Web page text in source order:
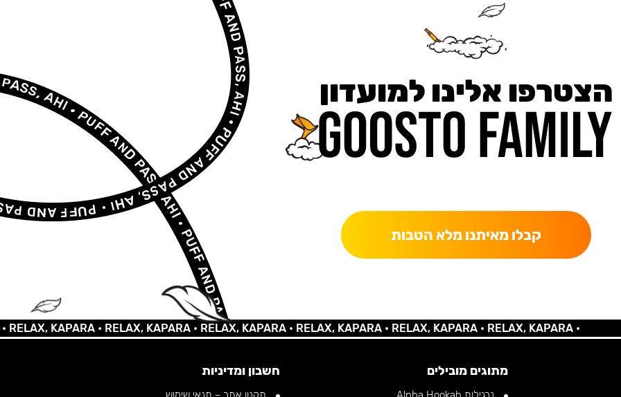
הצטרפו אלינו למועדון
קבלו מאיתנו מלא הטבות
KAPARA •RELAX, KAPARA •RELAX, KAPARA •RELAX, KAPARA •RELAX, KAPARA •RELAX, KAPARA •
מתוגים מובילים חשבון ומדיניות